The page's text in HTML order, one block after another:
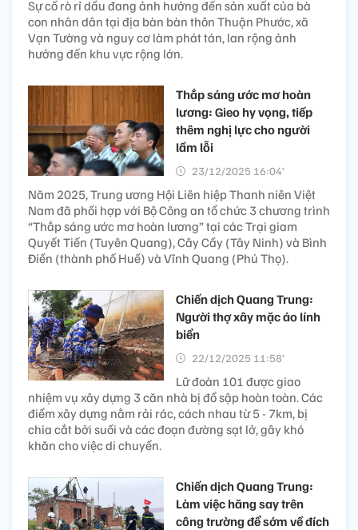
Sự cố rò rỉ dầu đang ảnh hưởng đến sản xuất của bà
con nhân dân tại địa bàn bàn thôn Thuận Phước, xã
Vạn Tường và nguy cơ làm phát tán, lan rộng ảnh
hưởng đến khu vực rộng lớn.
Thắp sáng ước mơ hoàn
lương: Gieo hy vọng, tiếp
thêm nghị lực cho người
lầm lỗi
23/12/2025 16:04’
Năm 2025, Trung ương Hội Liên hiệp Thanh niên Việt
Nam đã phối hợp với Bộ Công an tổ chức 3 chương trình
“Thắp sáng ước mơ hoàn lương” tại các Trại giam
Quyết Tiến (Tuyên Quang), Cây Cầy (Tây Ninh) và Bình
Điền (thành phố Huế) và Vĩnh Quang (Phú Thọ).
Chiến dịch Quang Trung:
Người thợ xây mặc áo lính
biển
22/12/2025 11:58’
Lữ đoàn 101 được giao
nhiệm vụ xây dựng 3 căn nhà bị đổ sập hoàn toàn. Các
điểm xây dựng nằm rải rác, cách nhau từ 5 - 7km, bị
chia cắt bởi suối và các đoạn đường sạt lở, gây khó
khăn cho việc di chuyển.
Chiến dịch Quang Trung:
Làm việc hăng say trên
công trường để sớm về đích